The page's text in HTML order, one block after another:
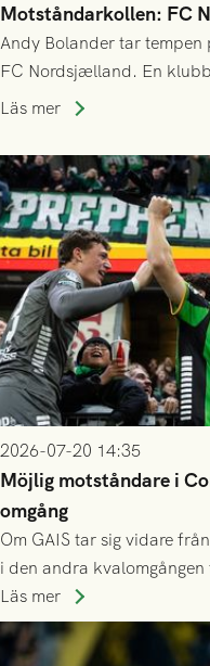
Motståndarkollen: FC
Andy Bolander tar tempen
FC Nordsjælland. En
publiksnitt, ett lag med
Läs mer
2026-07-20 14:35
Möjlig motståndare i
omgång
Om GAIS tar sig vidare
i den andra kvalomgången
spelas den tredje
då vinnaren i mötet
Mostar från Bosnien och
Läs mer